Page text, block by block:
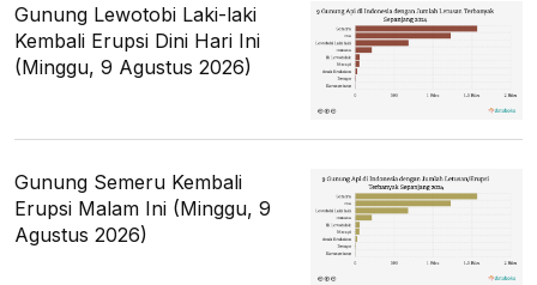
Gunung Lewotobi Laki-laki
Kembali Erupsi Dini Hari Ini
(Minggu, 9 Agustus 2026)
Gunung Semeru Kembali
Erupsi Malam Ini (Minggu, 9
Agustus 2026)